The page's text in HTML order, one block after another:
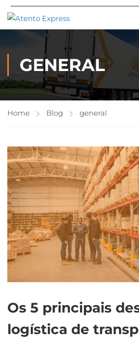
GENERAL
Home Blog general
Os 5 principais
logística de